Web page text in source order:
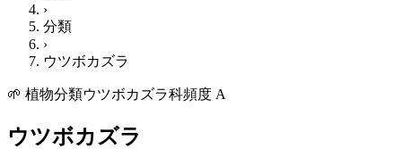
›
分類
›
ウツボカズラ
🌱 植物分類ウツボカズラ科頻度 A
ウツボカズラ